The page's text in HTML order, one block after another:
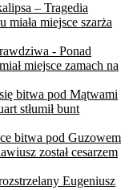
– Tragedia
miała miejsce szarża
- Ponad
miejsce zamach na
bitwa pod Mątwami
stłumił bunt
bitwa pod Guzowem
został cesarzem
Eugeniusz